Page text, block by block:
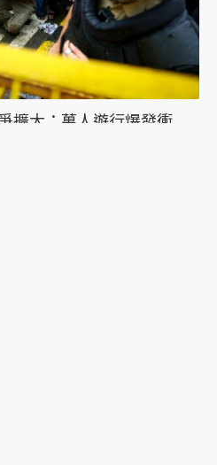
擴大：萬人遊行爆發衝